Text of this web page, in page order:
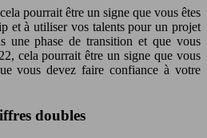
pourrait être un signe que vous êtes
et à utiliser vos talents pour un projet
une phase de transition et que vous
cela pourrait être un signe que vous
vous devez faire confiance à votre
doubles